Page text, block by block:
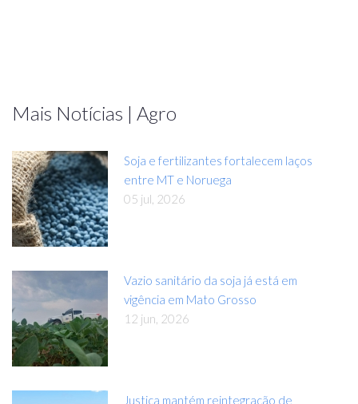
Mais Notícias | Agro
Soja e fertilizantes fortalecem laços
entre MT e Noruega
05 jul, 2026
Vazio sanitário da soja já está em
vigência em Mato Grosso
12 jun, 2026
Justiça mantém reintegração de